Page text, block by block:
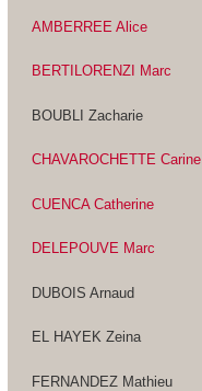
AMBERREE Alice
BERTILORENZI Marc
BOUBLI Zacharie
CHAVAROCHETTE Carine
CUENCA Catherine
DELEPOUVE Marc
DUBOIS Arnaud
EL HAYEK Zeina
FERNANDEZ Mathieu